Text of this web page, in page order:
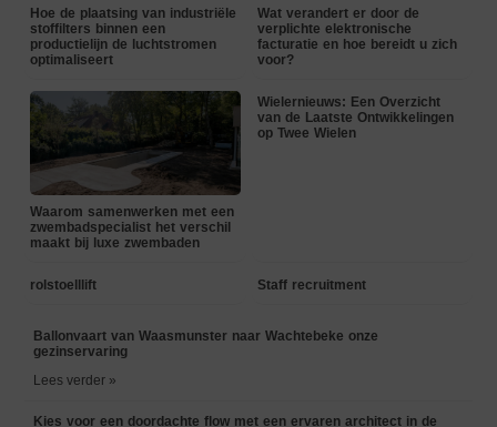
Hoe de plaatsing van industriële
stoffilters binnen een
productielijn de luchtstromen
optimaliseert
Wat verandert er door de
verplichte elektronische
facturatie en hoe bereidt u zich
voor?
Waarom samenwerken met een
zwembadspecialist het verschil
maakt bij luxe zwembaden
Wielernieuws: Een Overzicht
van de Laatste Ontwikkelingen
op Twee Wielen
rolstoelllift Staff recruitment
Ballonvaart van Waasmunster naar Wachtebeke onze
gezinservaring
Lees verder »
Kies voor een doordachte flow met een ervaren architect in de